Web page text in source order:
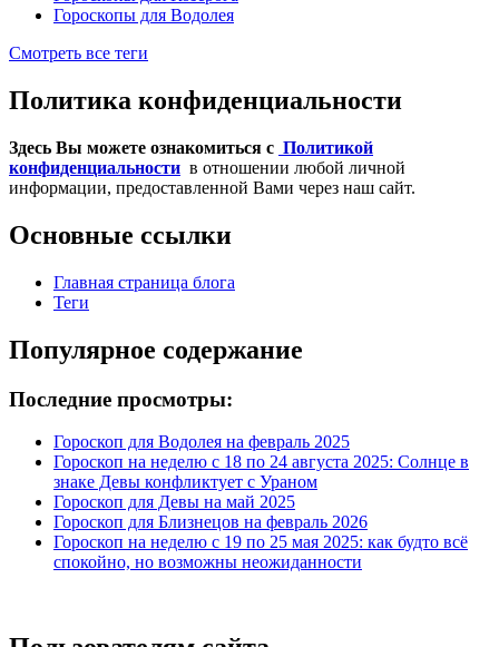
Гороскопы для Водолея
Смотреть все теги
Политика конфиденциальности
Здесь Вы можете ознакомиться с Политикой
конфиденциальности в отношении любой личной
информации, предоставленной Вами через наш сайт.
Основные ссылки
Главная страница блога
Теги
Популярное содержание
Последние просмотры:
Гороскоп для Водолея на февраль 2025
Гороскоп на неделю с 18 по 24 августа 2025: Солнце в
знаке Девы конфликтует с Ураном
Гороскоп для Девы на май 2025
Гороскоп для Близнецов на февраль 2026
Гороскоп на неделю с 19 по 25 мая 2025: как будто всё
спокойно, но возможны неожиданности